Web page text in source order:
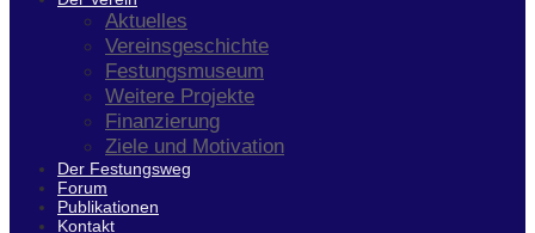
Aktuelles
Vereinsgeschichte
Festungsmuseum
Weitere Projekte
Finanzierung
Ziele und Motivation
Der Festungsweg
Forum
Publikationen
Kontakt